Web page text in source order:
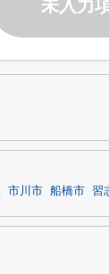
未入力
市川市 船橋市 習